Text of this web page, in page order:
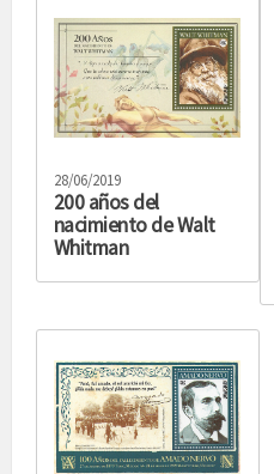
28/06/2019
200 años del
nacimiento de Walt
Whitman